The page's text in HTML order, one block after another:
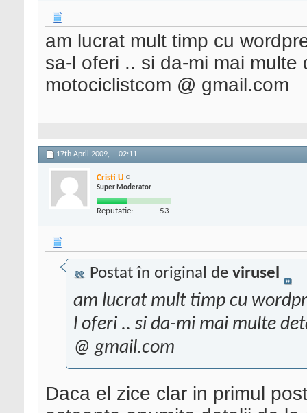
am lucrat mult timp cu
sa-l oferi .. si da-mi mai
motociclistcom @ gmail.com
17th April 2009, 02:11
Cristi U
Super Moderator
Reputatie: 53
Postat în original de virusel
am lucrat mult timp cu
l oferi .. si da-mi mai multe
@ gmail.com
Daca el zice clar in primul